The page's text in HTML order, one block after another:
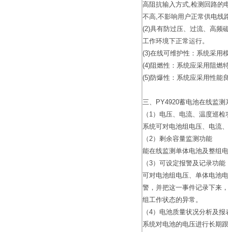
高阻抗输入方式,检测回路的
不高,不影响用户正常供电线
(2)具有防过压、过流、高频
工作环境下正常运行。
(3)在线可维护性：系统采用
(4)阻燃性：系统应采用阻燃
(5)防爆性：系统应采用性能
三、PY4920蓄电池在线监测
（1）电压、电流、温度巡检
系统可对电池组电压、电流
（2）剩余容量监测功能
能在线监测单体电池及整组
（3）可设定报警及记录功能
可对电池组电压、单体电池
警，并把这一事件记录下来
组工作状态的异常。
（4）电池质量状况分析及
系统对电池的电压进行长期